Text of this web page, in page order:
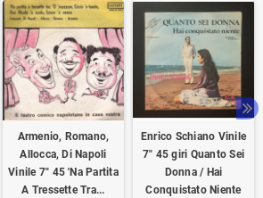
Armenio, Romano,
Allocca, Di Napoli
Vinile 7" 45 'Na Partita
A Tressette Tra...
Enrico Schiano Vinile
7" 45 giri Quanto Sei
Donna / Hai
Conquistato Niente